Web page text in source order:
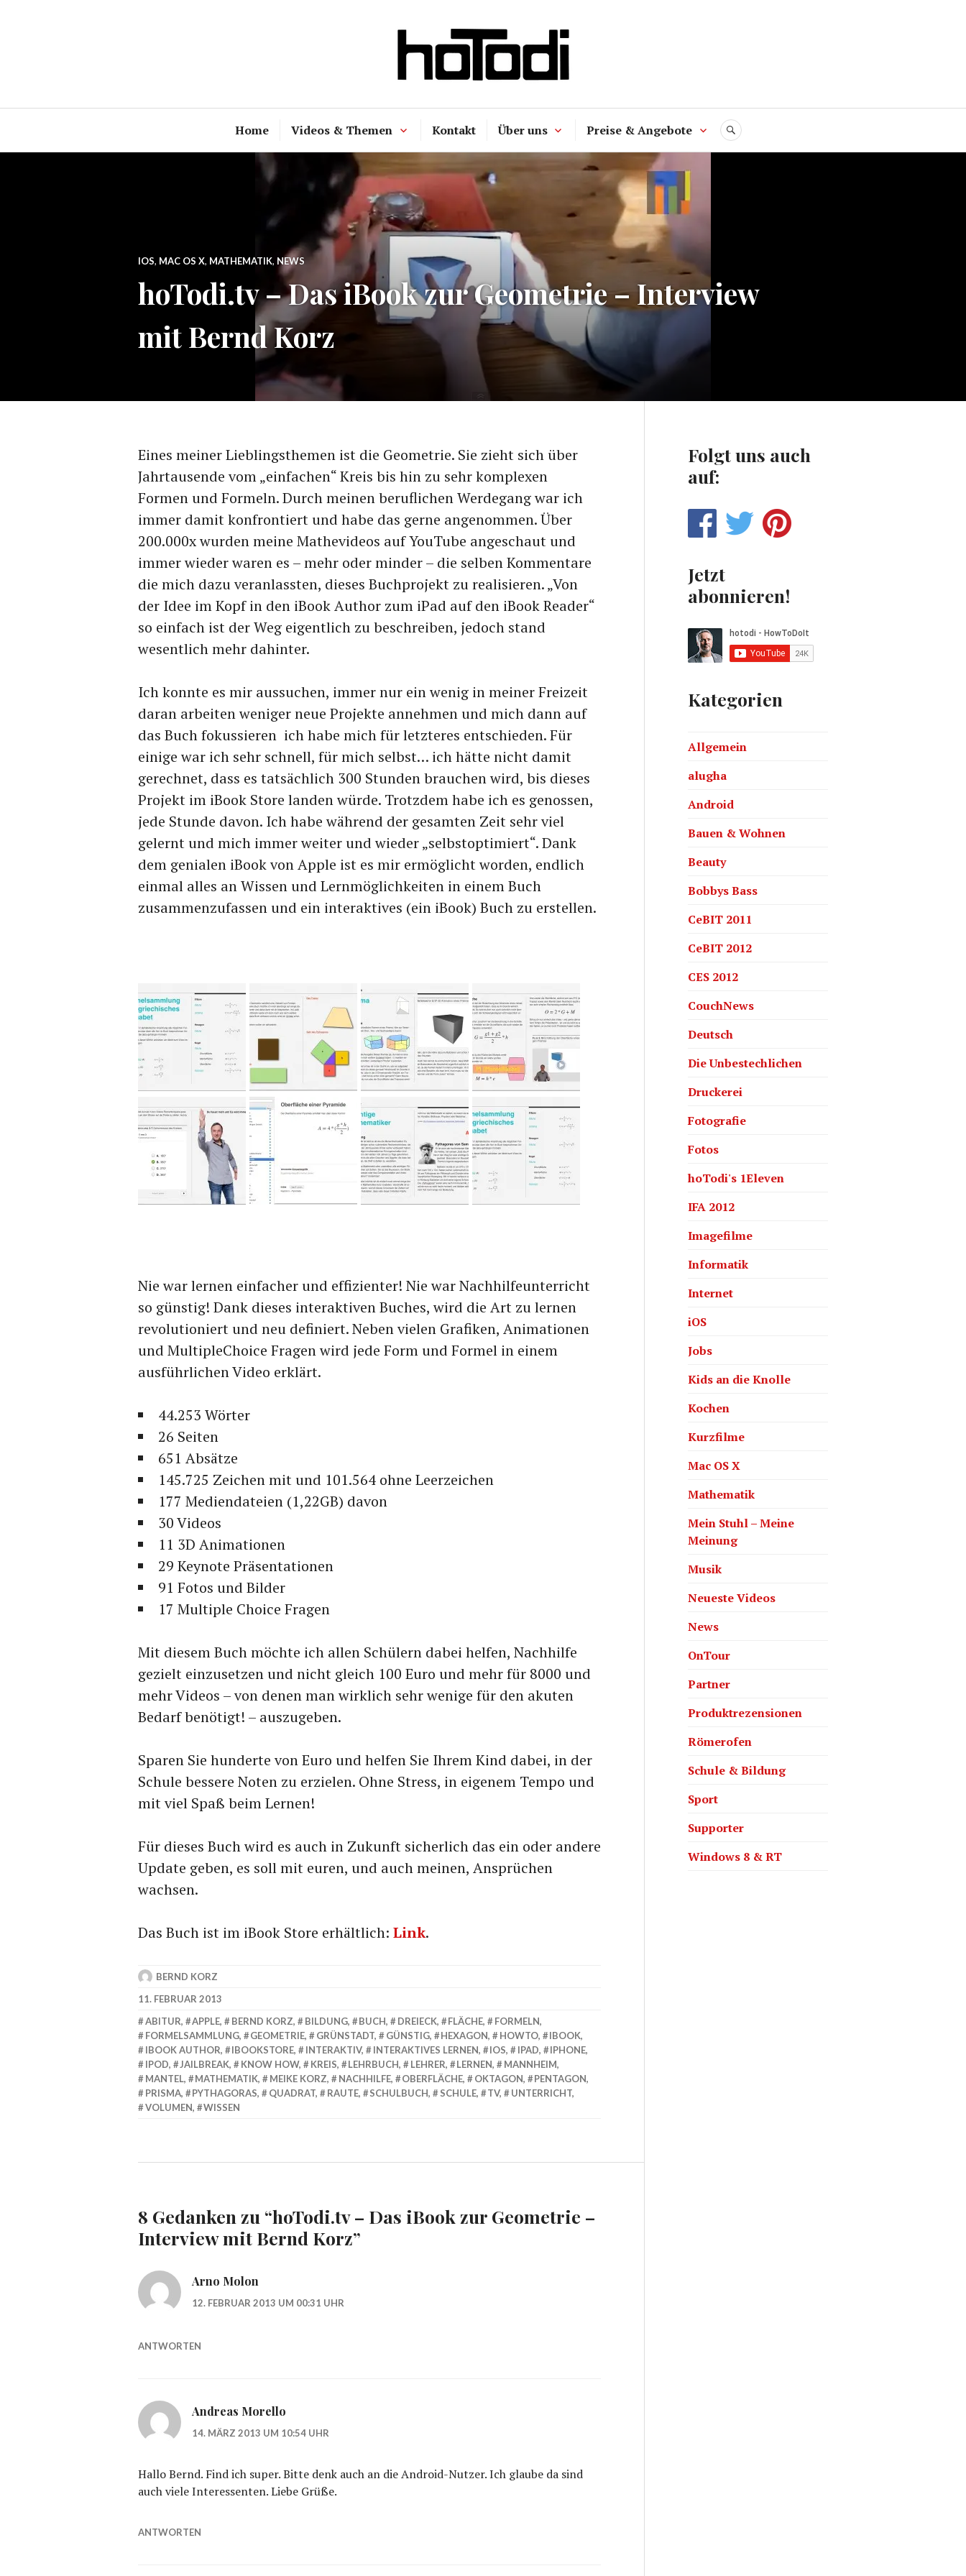
hoTodi
Home Videos & Themen Kontakt Über uns Preise & Angebote SUCHE
IOS, MAC OS X, MATHEMATIK, NEWS
hoTodi.tv – Das iBook zur Geometrie – Interview
mit Bernd Korz
Eines meiner Lieblingsthemen ist die Geometrie. Sie zieht sich über
Jahrtausende vom „einfachen“ Kreis bis hin zu sehr komplexen
Formen und Formeln. Durch meinen beruflichen Werdegang war ich
immer damit konfrontiert und habe das gerne angenommen. Über
200.000x wurden meine Mathevideos auf YouTube angeschaut und
immer wieder waren es – mehr oder minder – die selben Kommentare
die mich dazu veranlassten, dieses Buchprojekt zu realisieren. „Von
der Idee im Kopf in den iBook Author zum iPad auf den iBook Reader“
so einfach ist der Weg eigentlich zu beschreiben, jedoch stand
wesentlich mehr dahinter.
Ich konnte es mir aussuchen, immer nur ein wenig in meiner Freizeit
daran arbeiten weniger neue Projekte annehmen und mich dann auf
das Buch fokussieren ich habe mich für letzteres entschieden. Für
einige war ich sehr schnell, für mich selbst… ich hätte nicht damit
gerechnet, dass es tatsächlich 300 Stunden brauchen wird, bis dieses
Projekt im iBook Store landen würde. Trotzdem habe ich es genossen,
jede Stunde davon. Ich habe während der gesamten Zeit sehr viel
gelernt und mich immer weiter und wieder „selbstoptimiert“. Dank
dem genialen iBook von Apple ist es mir ermöglicht worden, endlich
einmal alles an Wissen und Lernmöglichkeiten in einem Buch
zusammenzufassen und ein interaktives (ein iBook) Buch zu erstellen.
Nie war lernen einfacher und effizienter! Nie war Nachhilfeunterricht
so günstig! Dank dieses interaktiven Buches, wird die Art zu lernen
revolutioniert und neu definiert. Neben vielen Grafiken, Animationen
und MultipleChoice Fragen wird jede Form und Formel in einem
ausführlichen Video erklärt.
44.253 Wörter
26 Seiten
651 Absätze
145.725 Zeichen mit und 101.564 ohne Leerzeichen
177 Mediendateien (1,22GB) davon
30 Videos
11 3D Animationen
29 Keynote Präsentationen
91 Fotos und Bilder
17 Multiple Choice Fragen
Mit diesem Buch möchte ich allen Schülern dabei helfen, Nachhilfe
gezielt einzusetzen und nicht gleich 100 Euro und mehr für 8000 und
mehr Videos – von denen man wirklich sehr wenige für den akuten
Bedarf benötigt! – auszugeben.
Sparen Sie hunderte von Euro und helfen Sie Ihrem Kind dabei, in der
Schule bessere Noten zu erzielen. Ohne Stress, in eigenem Tempo und
mit viel Spaß beim Lernen!
Für dieses Buch wird es auch in Zukunft sicherlich das ein oder andere
Update geben, es soll mit euren, und auch meinen, Ansprüchen
wachsen.
Das Buch ist im iBook Store erhältlich: Link.
BERND KORZ
11. FEBRUAR 2013
ABITUR, APPLE, BERND KORZ, BILDUNG, BUCH, DREIECK, FLÄCHE, FORMELN,
FORMELSAMMLUNG, GEOMETRIE, GRÜNSTADT, GÜNSTIG, HEXAGON, HOWTO, IBOOK,
IBOOK AUTHOR, IBOOKSTORE, INTERAKTIV, INTERAKTIVES LERNEN, IOS, IPAD, IPHONE,
IPOD, JAILBREAK, KNOW HOW, KREIS, LEHRBUCH, LEHRER, LERNEN, MANNHEIM,
MANTEL, MATHEMATIK, MEIKE KORZ, NACHHILFE, OBERFLÄCHE, OKTAGON, PENTAGON,
PRISMA, PYTHAGORAS, QUADRAT, RAUTE, SCHULBUCH, SCHULE, TV, UNTERRICHT,
VOLUMEN, WISSEN
8 Gedanken zu “hoTodi.tv – Das iBook zur Geometrie –
Interview mit Bernd Korz”
Arno Molon
12. FEBRUAR 2013 UM 00:31 UHR
ANTWORTEN
Andreas Morello
14. MÄRZ 2013 UM 10:54 UHR
Hallo Bernd. Find ich super. Bitte denk auch an die Android-Nutzer. Ich glaube da sind
auch viele Interessenten. Liebe Grüße.
ANTWORTEN
Folgt uns auch
auf:
Jetzt
abonnieren!
Kategorien
Allgemein
alugha
Android
Bauen & Wohnen
Beauty
Bobbys Bass
CeBIT 2011
CeBIT 2012
CES 2012
CouchNews
Deutsch
Die Unbestechlichen
Druckerei
Fotografie
Fotos
hoTodi's 1Eleven
IFA 2012
Imagefilme
Informatik
Internet
iOS
Jobs
Kids an die Knolle
Kochen
Kurzfilme
Mac OS X
Mathematik
Mein Stuhl – Meine
Meinung
Musik
Neueste Videos
News
OnTour
Partner
Produktrezensionen
Römerofen
Schule & Bildung
Sport
Supporter
Windows 8 & RT